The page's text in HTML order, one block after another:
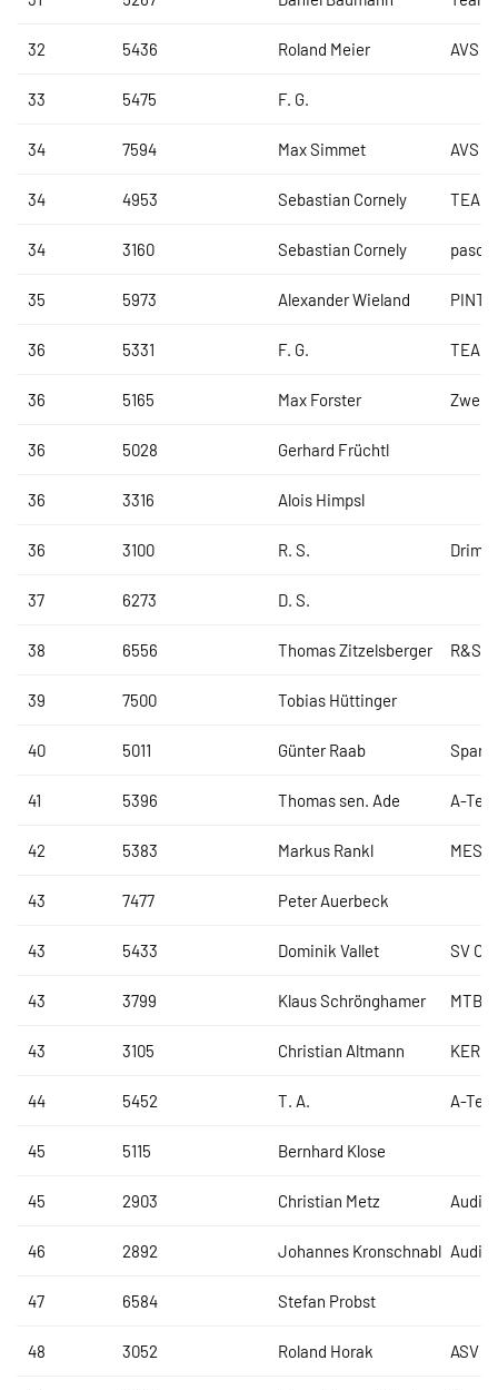
32 5436 Roland Meier AVS
33 5475 F. G.
34 7594 Max Simmet AVS
34 4953 Sebastian Cornely TEAM
34 3160 Sebastian Cornely
35 5973 Alexander Wieland
36 5331 F. G. TEAM
36 5165 Max Forster
36 5028 Gerhard Früchtl
36 3316 Alois Himpsl
36 3100 R. S.
37 6273 D. S.
38 6556 Thomas Zitzelsberger R&S
39 7500 Tobias Hüttinger
40 5011 Günter Raab
41 5396 Thomas sen. Ade A-
42 5383 Markus Rankl
43 7477 Peter Auerbeck
43 5433 Dominik Vallet SV
43 3799 Klaus Schrönghamer MTB
43 3105 Christian Altmann
44 5452 T. A. A-
45 5115 Bernhard Klose
45 2903 Christian Metz Audi
46 2892 Johannes Kronschnabl Audi
47 6584 Stefan Probst
48 3052 Roland Horak ASV